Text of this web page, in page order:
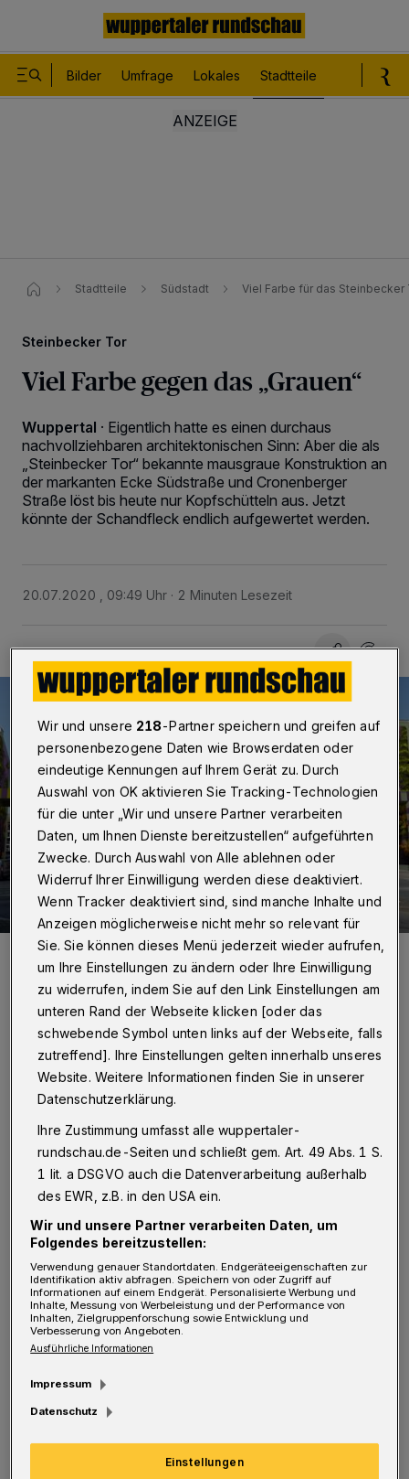
Bilder Umfrage Lokales Stadtteile
Stadtteile Südstadt Viel Farbe für das Steinbecker
Steinbecker Tor
Viel Farbe gegen das „Grauen“
Wuppertal · Eigentlich hatte es einen durchaus
nachvollziehbaren architektonischen Sinn: Aber die als
„Steinbecker Tor“ bekannte mausgraue Konstruktion an
der markanten Ecke Südstraße und Cronenberger
Straße löst bis heute nur Kopfschütteln aus. Jetzt
könnte der Schandfleck endlich aufgewertet werden.
20.07.2020 , 09:49 Uhr 2 Minuten Lesezeit
Der Entwurf von Martin Heuwold greift Farben aus der Umgebung
auf.
Foto: Martin Heuwold
Von Roderich Trapp
V or einem halben Jahr hatte Südstadt-
Aktivist Ralf Geisendörfer Anlauf
genommen, um das prominente optische
Ärgernis ansehnlicher zu machen. Seine Idee:
mit Graffiti gegen das Grau vorgehen. „Wir
haben hier in Wuppertal mit Martin Heuwold
doch einen der deutschen Graffiti-Künstler
schlechthin. Warum lässt man ihn die
Konstruktion nicht gestalten?“, so
Geisendörfer im Januar zur Rundschau. Und
dafür auf den Tisch gelegt.
Wir und unsere 218-Partner speichern und greifen auf
personenbezogene Daten wie Browserdaten oder
eindeutige Kennungen auf Ihrem Gerät zu. Durch
Auswahl von OK aktivieren Sie Tracking-Technologien
für die unter „Wir und unsere Partner verarbeiten
Daten, um Ihnen Dienste bereitzustellen“ aufgeführten
Zwecke. Durch Auswahl von Alle ablehnen oder
Widerruf Ihrer Einwilligung werden diese deaktiviert.
Wenn Tracker deaktiviert sind, sind manche Inhalte und
Anzeigen möglicherweise nicht mehr so relevant für
Sie. Sie können dieses Menü jederzeit wieder aufrufen,
um Ihre Einstellungen zu ändern oder Ihre Einwilligung
zu widerrufen, indem Sie auf den Link Einstellungen am
unteren Rand der Webseite klicken [oder das
schwebende Symbol unten links auf der Webseite, falls
zutreffend]. Ihre Einstellungen gelten innerhalb unseres
Website. Weitere Informationen finden Sie in unserer
Datenschutzerklärung.
Ihre Zustimmung umfasst alle wuppertaler-
rundschau.de-Seiten und schließt gem. Art. 49 Abs. 1 S.
1 lit. a DSGVO auch die Datenverarbeitung außerhalb
des EWR, z.B. in den USA ein.
Wir und unsere Partner verarbeiten Daten, um
Folgendes bereitzustellen:
Verwendung genauer Standortdaten. Endgeräteeigenschaften zur
Identifikation aktiv abfragen. Speichern von oder Zugriff auf
Informationen auf einem Endgerät. Personalisierte Werbung und
Inhalte, Messung von Werbeleistung und der Performance von
Inhalten, Zielgruppenforschung sowie Entwicklung und
Verbesserung von Angeboten.
Ausführliche Informationen
Impressum
Datenschutz
Einstellungen